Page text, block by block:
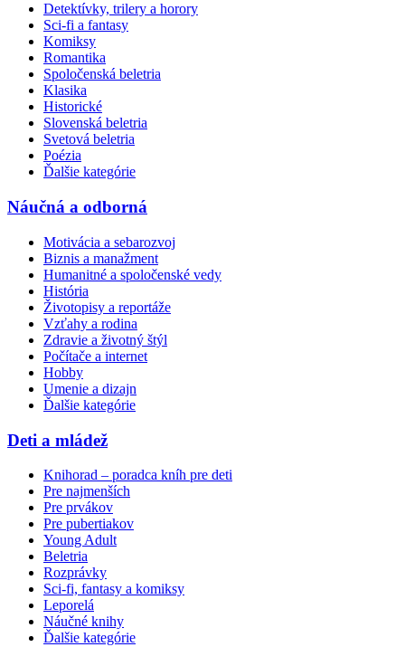
Detektívky, trilery a horory
Sci-fi a fantasy
Komiksy
Romantika
Spoločenská beletria
Klasika
Historické
Slovenská beletria
Svetová beletria
Poézia
Ďalšie kategórie
Náučná a odborná
Motivácia a sebarozvoj
Biznis a manažment
Humanitné a spoločenské vedy
História
Životopisy a reportáže
Vzťahy a rodina
Zdravie a životný štýl
Počítače a internet
Hobby
Umenie a dizajn
Ďalšie kategórie
Deti a mládež
Knihorad – poradca kníh pre deti
Pre najmenších
Pre prvákov
Pre pubertiakov
Young Adult
Beletria
Rozprávky
Sci-fi, fantasy a komiksy
Leporelá
Náučné knihy
Ďalšie kategórie